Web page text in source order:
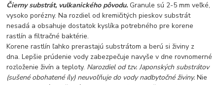
Čierny substrát, vulkanického pôvodu. Granule sú 2-5 mm veľké,
vysoko porézny. Na rozdiel od kremičitých pieskov substrát
nesadá a obsahuje dostatok kyslíka potrebného pre korene
rastlín a filtračné baktérie.
Korene rastlín ľahko prerastajú substrátom a berú si živiny z
dna. Lepšie prúdenie vody zabezpečuje navyše v dne rovnomerné
rozloženie živín a teploty. Narozdiel od tzv. Japonských substrátov
(sušené obohatené íly) neuvoľňuje do vody nadbytočné živiny. Nie